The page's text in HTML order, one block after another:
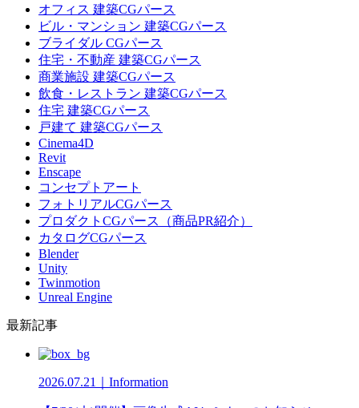
オフィス 建築CGパース
ビル・マンション 建築CGパース
ブライダル CGパース
住宅・不動産 建築CGパース
商業施設 建築CGパース
飲食・レストラン 建築CGパース
住宅 建築CGパース
戸建て 建築CGパース
Cinema4D
Revit
Enscape
コンセプトアート
フォトリアルCGパース
プロダクトCGパース（商品PR紹介）
カタログCGパース
Blender
Unity
Twinmotion
Unreal Engine
最新記事
2026.07.21｜Information